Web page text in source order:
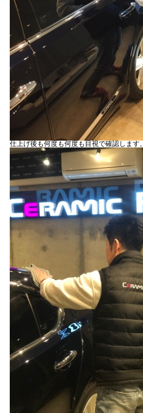
仕上げ後も何度も何度も目視で確認します。